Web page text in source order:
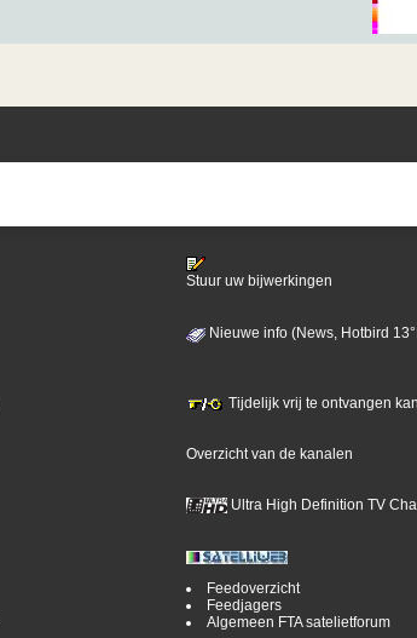
Stuur uw bijwerkingen
Nieuwe info (News, Hotbird
Tijdelijk vrij te ontvangen
Overzicht van de kanalen
Ultra High Definition TV
Feedoverzicht
Feedjagers
Algemeen FTA satelietforum